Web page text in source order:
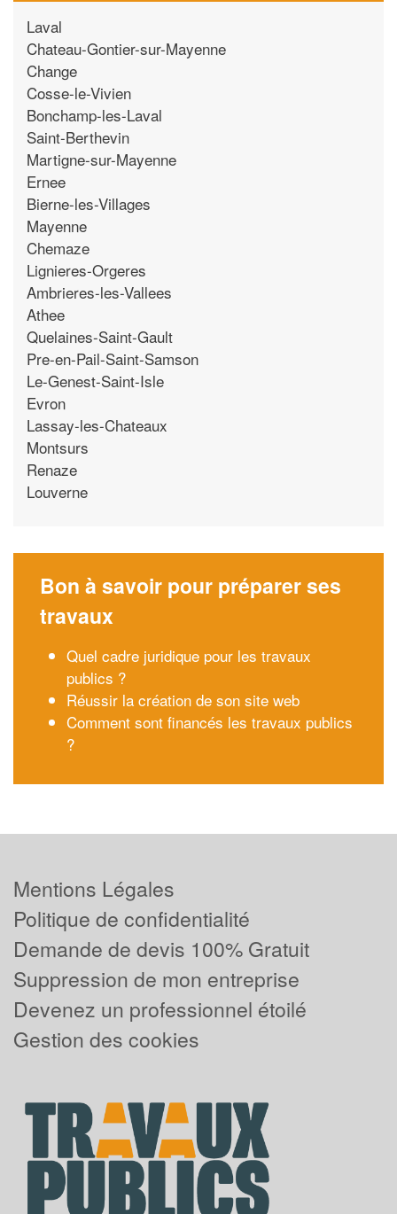
Laval
Chateau-Gontier-sur-Mayenne
Change
Cosse-le-Vivien
Bonchamp-les-Laval
Saint-Berthevin
Martigne-sur-Mayenne
Ernee
Bierne-les-Villages
Mayenne
Chemaze
Lignieres-Orgeres
Ambrieres-les-Vallees
Athee
Quelaines-Saint-Gault
Pre-en-Pail-Saint-Samson
Le-Genest-Saint-Isle
Evron
Lassay-les-Chateaux
Montsurs
Renaze
Louverne
Bon à savoir pour préparer ses
travaux
Quel cadre juridique pour les travaux
publics ?
Réussir la création de son site web
Comment sont financés les travaux publics
?
Mentions Légales
Politique de confidentialité
Demande de devis 100% Gratuit
Suppression de mon entreprise
Devenez un professionnel étoilé
Gestion des cookies